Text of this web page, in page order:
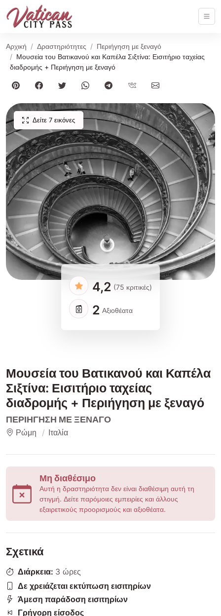
Αρχική Δραστηριότητες
Περιήγηση με ξεναγό
Μουσεία του Βατικανού και Καπέλα Σιξτίνα: Εισιτήριο ταχείας
διαδρομής + Περιήγηση με ξεναγό
Δείτε 7 εικόνες
4,2 (75 κριτικές)
2 Αξιοθέατα
Μουσεία του Βατικανού και Καπέλα
Σιξτίνα: Εισιτήριο ταχείας
διαδρομής + Περιήγηση με ξεναγό
ΠΕΡΙΉΓΗΣΗ ΜΕ ΞΕΝΑΓΌ
Ρώμη Ιταλία
Μη διαθέσιμο
Αυτή η δραστηριότητα δεν είναι διαθέσιμη αυτή τη
στιγμή. Δείτε παρόμοιες εμπειρίες και άλλους
εξαιρετικούς προορισμούς και αξιοθέατα.
Σχετικά
Διάρκεια: 3 ώρες
Δε χρειάζεται εκτύπωση εισιτηρίων
Άμεση παράδοση εισιτηρίων
Γρήγορη είσοδος